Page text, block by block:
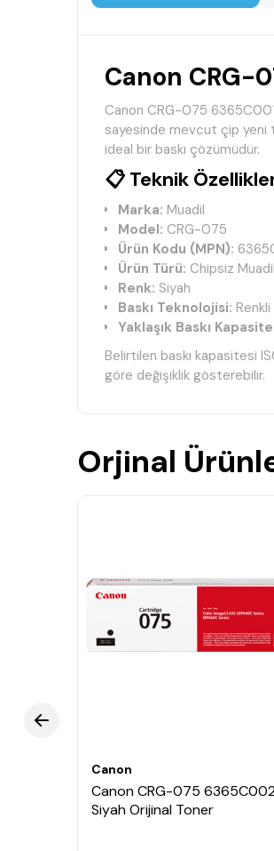
Canon CRG-
Canon CRG-075 6365C001
sayesinde mevcut çip yeni
ideal bir baskı çözümüdür.
📋 Teknik
Marka: Muadil
Model: CRG-075
Ürün Kodu (MPN):
Ürün Türü: Chipsiz
Renk: Siyah
Baskı Teknolojisi:
Yaklaşık Baskı
Belirtilen baskı kapasitesi
göre değişiklik gösterebilir.
Canon i-SENSYS
Canon i-SENSYS
✨ Ürün Özellikleri
Canon CRG-075 toner
Chipsiz tasarıma
Yaklaşık 4.500 sayfaya
Kurumsal işletmeler
KOBİ'ler
Eğitim kurumları
Orjinal
Canon
Canon CRG-075
Siyah Orijinal Toner